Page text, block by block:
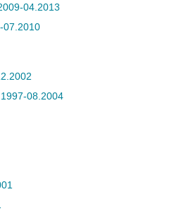
04.2013
07.2010
08.2004